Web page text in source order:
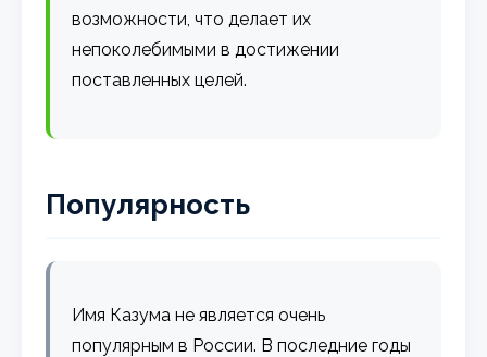
возможности, что делает их
непоколебимыми в достижении
поставленных целей.
Популярность
Имя Казума не является очень
популярным в России. В последние годы